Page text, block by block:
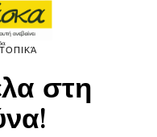
ΤΟΠΙΚΆ
στη